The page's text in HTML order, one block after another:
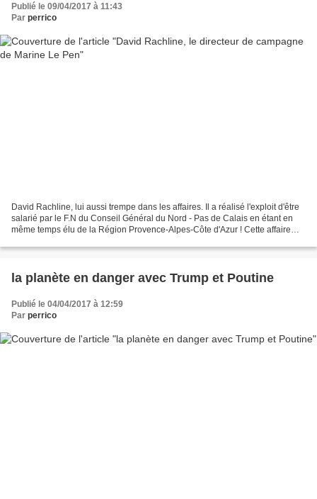
Publié le 09/04/2017 à 11:43
Par perrico
David Rachline, lui aussi trempe dans les affaires. Il a réalisé l'exploit d'être
salarié par le F.N du Conseil Général du Nord - Pas de Calais en étant en
même temps élu de la Région Provence-Alpes-Côte d'Azur ! Cette affaire
la planète en danger avec Trump et Poutine
Publié le 04/04/2017 à 12:59
Par perrico